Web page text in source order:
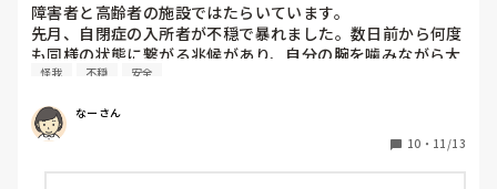
もう、旦那が可哀想だし、悔しくて悔しくて。
解ってはいるんだけど、あの時、何度も断ったのに、高圧的
な言い方で、無理矢理連れていった 旦那の知り合いの事を
許す事が できない私は、間違ってるのでしょうか？
ほんとはしたくないけど、今後、相手の出方次第では、民事
障害者と高齢者の施設ではたらいています。
先月、自閉症の入所者が不穏で暴れました。数日前から何度
も同様の状態に繋がる兆候があり、自分の腕を噛みながら大
声で叫んで走り回り、興奮がエスカレートしたのちに、他の
が床に頭を強打して病院に行きました。結果、打ち所が悪け
れば危なかったけど、今のところは所見なしで経過観察とな
怪我 不穏 安全
なーさん
10 ・ 11/13